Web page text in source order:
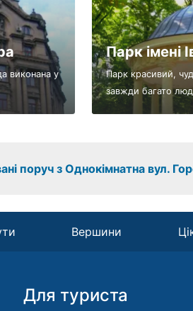
виконана у
Парк імені
Парк красивий,
завжди багато
поруч з Однокімнатна вул.
Вершини
Для туриста